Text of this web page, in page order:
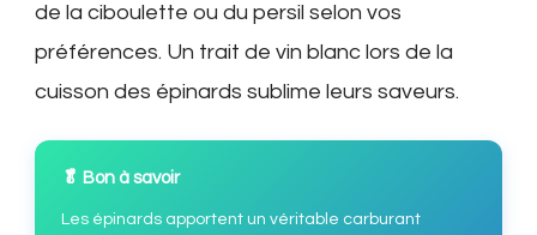
de la ciboulette ou du persil selon vos
préférences. Un trait de vin blanc lors de la
cuisson des épinards sublime leurs saveurs.
🥬 Bon à savoir
Les épinards apportent un véritable carburant